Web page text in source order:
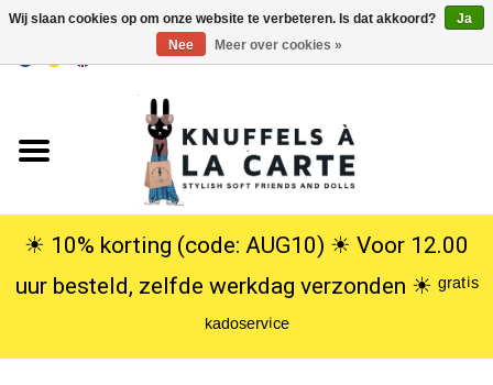
USD
Knuffels
Poppen
SALE
☀︎ 10% korting (code: AUG10) ☀︎ Voor 12.00
uur besteld, zelfde werkdag verzonden ☀︎ ᵍʳᵃᵗⁱˢ
ᵏᵃᵈᵒˢᵉʳᵛⁱᶜᵉ
Wij slaan cookies op om onze website te verbeteren. Is dat akkoord?
Ja
Nee
Meer over cookies »